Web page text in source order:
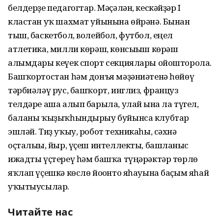
белдерҙе педагогтар. Мәҫәлән, кескәйҙәр I
кластан уҡ шахмат уйынына өйрәнә. Бынан
тыш, баскетбол, волейбол, футбол, еңел
атлетика, милли көрәш, көнсығыш көрәш
алымдары кеүек спорт секциялары ойошторола.
Башҡортостан һәм донъя мәҙә­ниәтенә һөйөү
тәрбиәләү рус, башҡорт, инглиз, француз
телдәре аша алып барыла, улай ғына ла түгел,
баланы ҡыҙыҡһындырыу буйынса клубтар
эшләй. Тиҙ уҡыу, робот техникаһы, сәхнә
оҫталығы, йыр, үҫеш интеллекты, баш­ланғыс
ижадты үҫтереү һәм башҡа түңәрәктәр төрлө
яҡлап үҫешкә көслө йоғонто яһауына баҫым яһай
уҡы­тыусылар.
Читайте нас